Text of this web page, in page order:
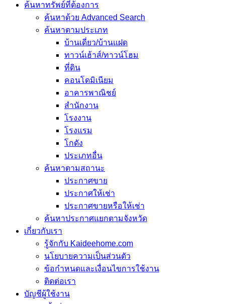
ค้นหาทรัพย์ที่ต้องการ
ค้นหาด้วย Advanced Search
ค้นหาตามประเภท
บ้านเดี่ยว/บ้านแฝด
ทาวน์เฮ้าส์/ทาวน์โฮม
ที่ดิน
คอนโดมิเนียม
อาคารพาณิชย์
สำนักงาน
โรงงาน
โรงแรม
โกดัง
ประเภทอื่น
ค้นหาตามสถานะ
ประกาศขาย
ประกาศให้เช่า
ประกาศขายหรือให้เช่า
ค้นหาประกาศแยกตามจังหวัด
เกี่ยวกับเรา
รู้จักกับ Kaideehome.com
นโยบายความเป็นส่วนตัว
ข้อกำหนดและเงื่อนไขการใช้งาน
ติดต่อเรา
บัญชีผู้ใช้งาน